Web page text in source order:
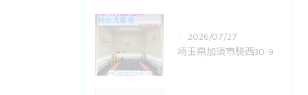
2026/07/27
埼玉県加須市騎西30-9